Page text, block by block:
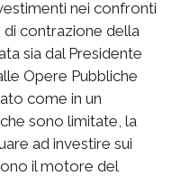
nei confronti
di contrazione della
sia dal Presidente
Opere Pubbliche
come in un
sono limitate, la
ad investire sui
il motore del